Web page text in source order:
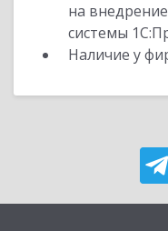
на
системы
Наличие у